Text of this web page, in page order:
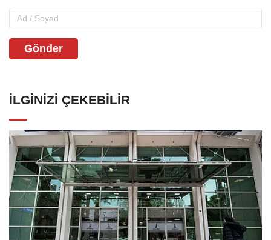
Gönder
İLGINIZI ÇEKEBILIR